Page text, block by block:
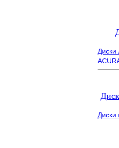
Диски